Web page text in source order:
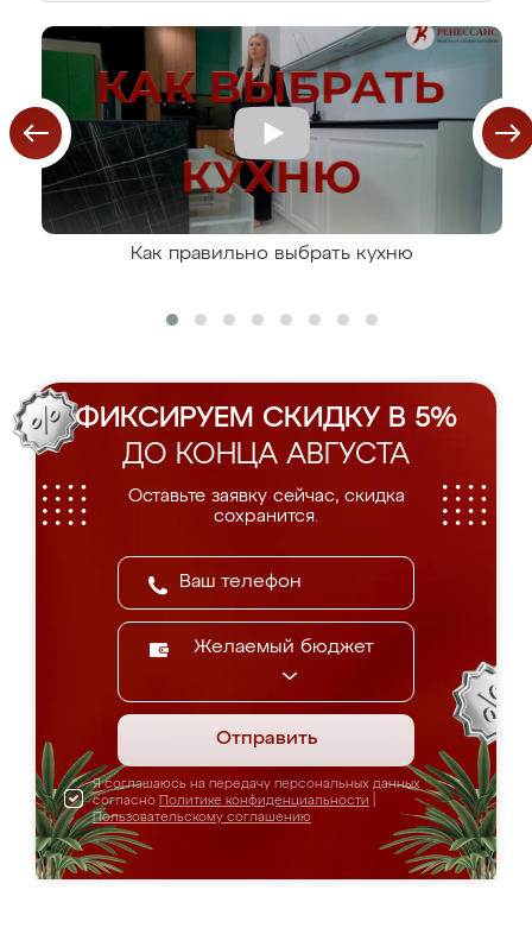
Как правильно выбрать кухню
ФИКСИРУЕМ СКИДКУ В 5%
ДО КОНЦА АВГУСТА
Оставьте заявку сейчас, скидка
сохранится.
Желаемый бюджет
Отправить
Я соглашаюсь на передачу персональных данных
согласно Политике конфиденциальности
Пользовательскому соглашению